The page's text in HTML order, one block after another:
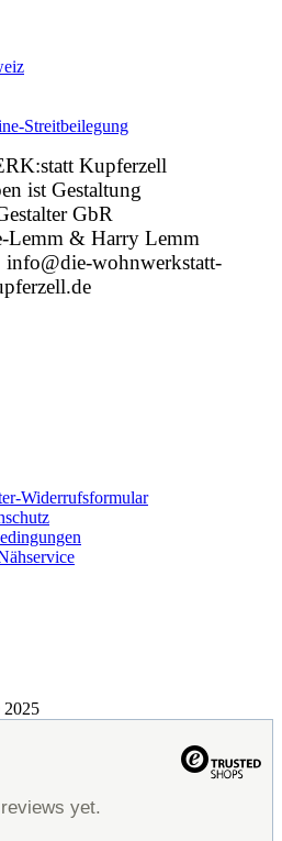
Streitbeilegung
Kupferzell
ist Gestaltung
GbR
Lemm & Harry Lemm
wohnwerkstatt-
Widerrufsformular
yet.